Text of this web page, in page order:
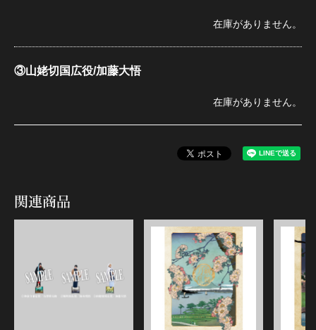
在庫がありません。
③山姥切国広役/加藤大悟
在庫がありません。
関連商品